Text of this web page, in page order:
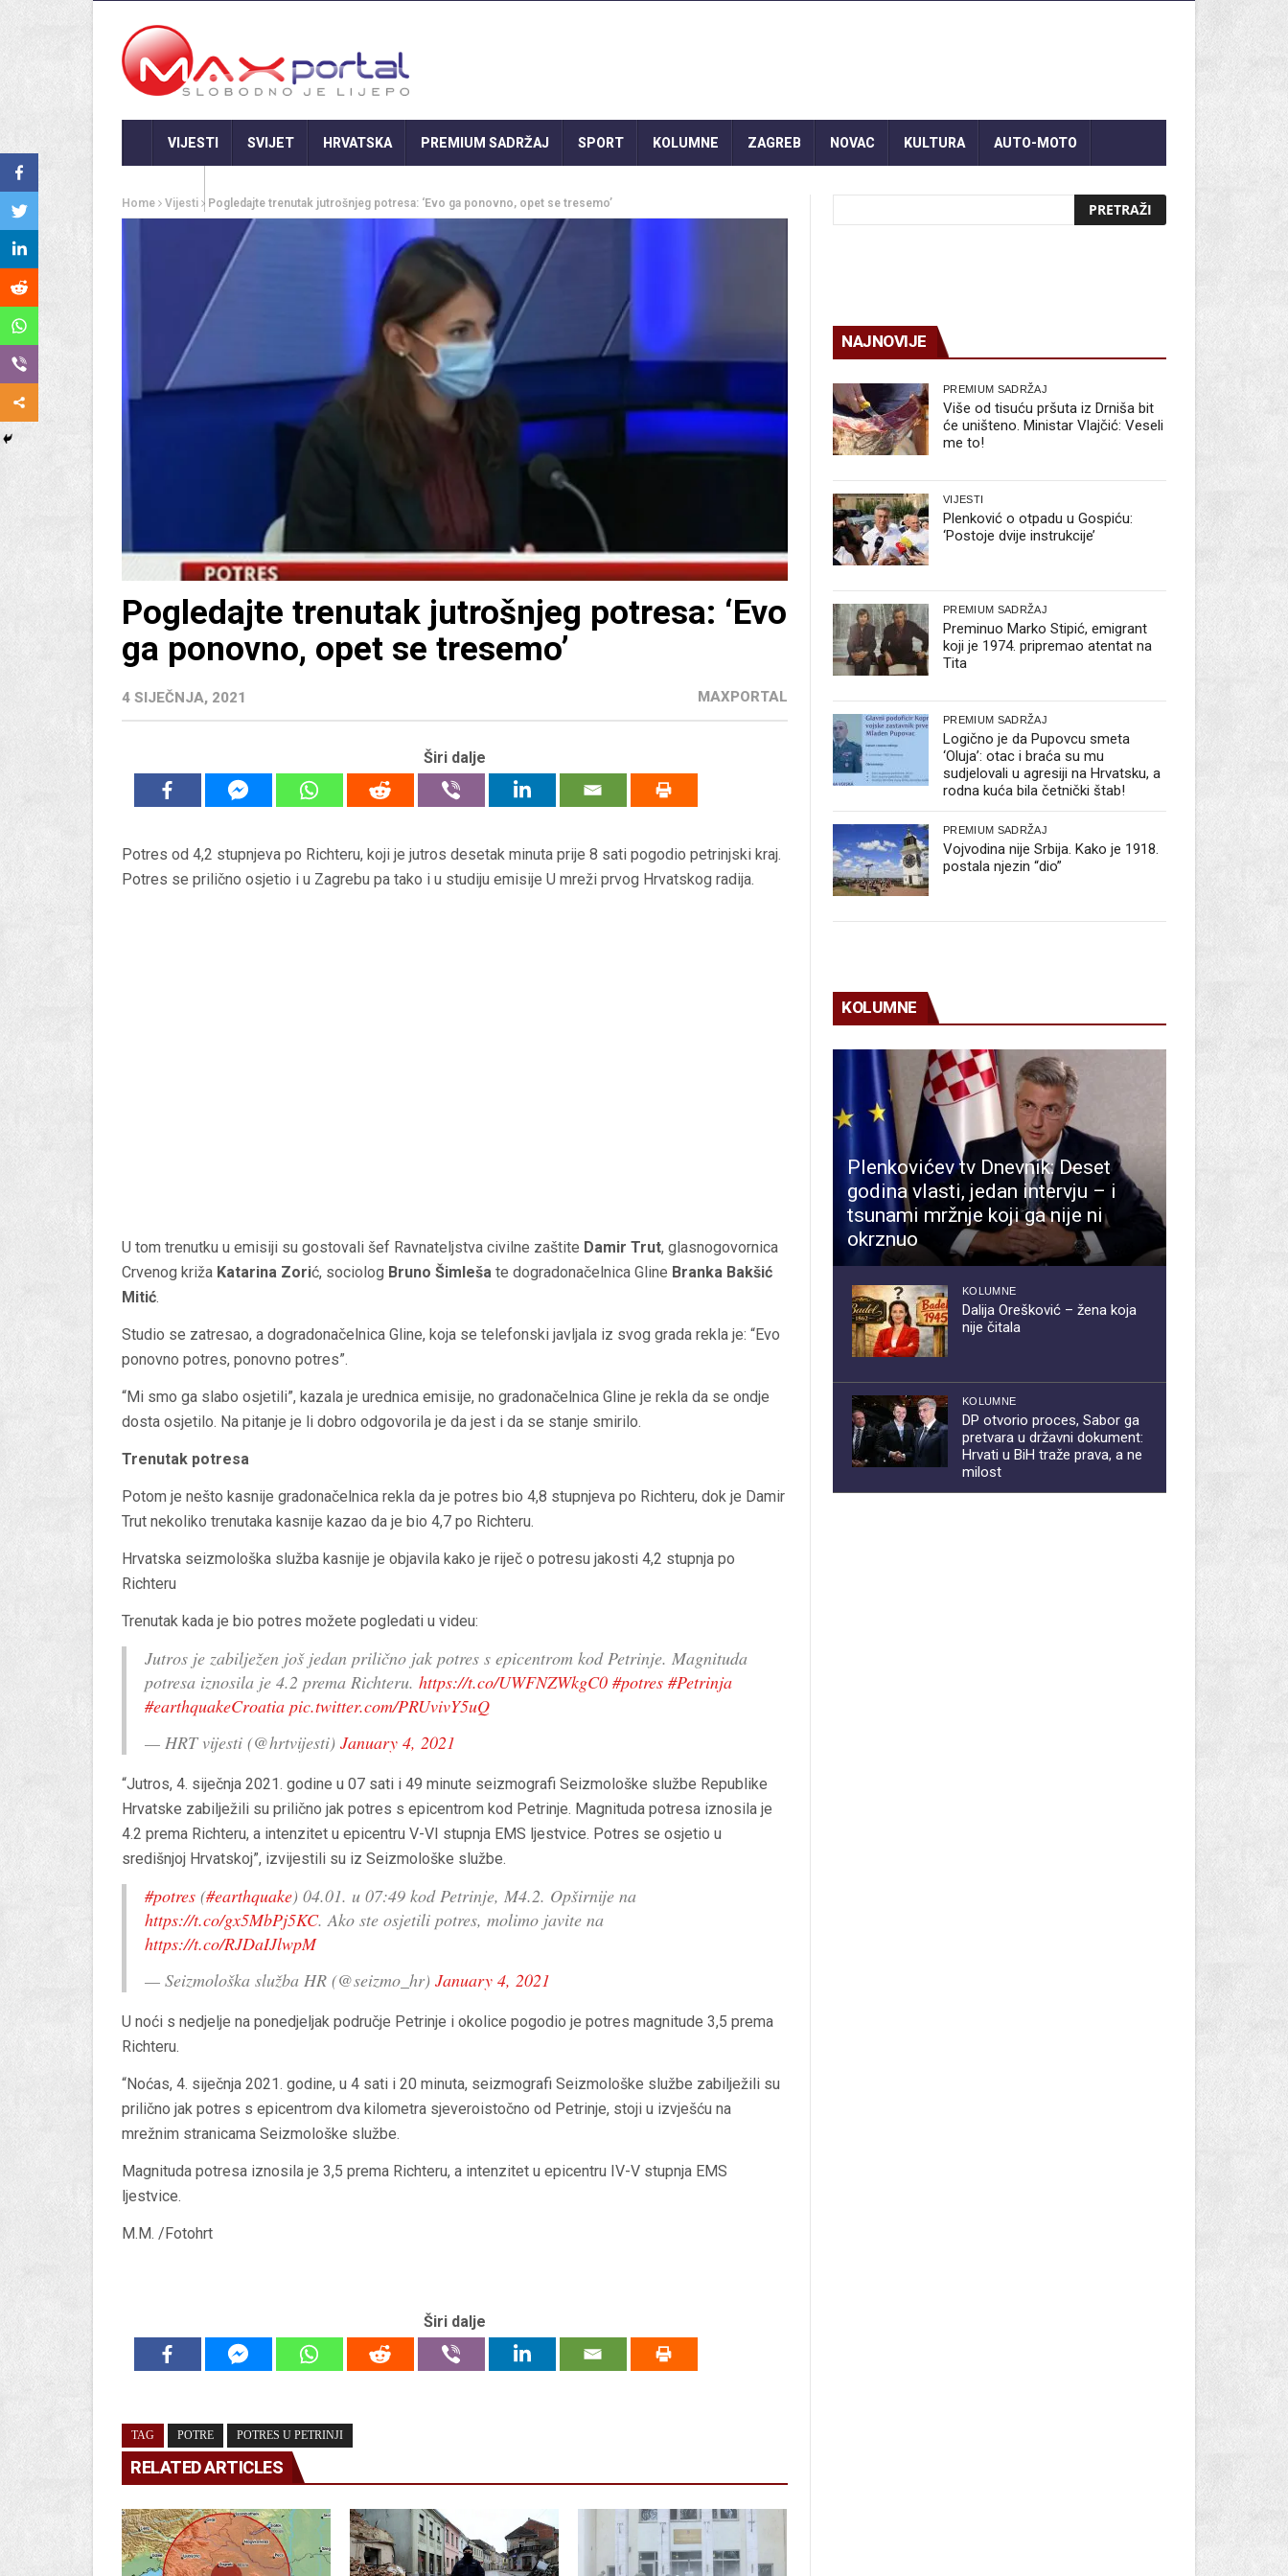
VIJESTI SVIJET HRVATSKA PREMIUM SADRŽAJ SPORT KOLUMNE ZAGREB NOVAC KULTURA AUTO-MOTO
Home Vijesti Pogledajte trenutak jutrošnjeg potresa: ‘Evo ga ponovno, opet se tresemo’
Pogledajte trenutak jutrošnjeg potresa: ‘Evo
ga ponovno, opet se tresemo’
4 SIJEČNJA, 2021 MAXPORTAL
Širi dalje
Potres od 4,2 stupnjeva po Richteru, koji je jutros desetak minuta prije 8 sati pogodio petrinjski kraj.
Potres se prilično osjetio i u Zagrebu pa tako i u studiju emisije U mreži prvog Hrvatskog radija.
U tom trenutku u emisiji su gostovali šef Ravnateljstva civilne zaštite Damir Trut, glasnogovornica
Crvenog križa Katarina Zorić, sociolog Bruno Šimleša te dogradonačelnica Gline Branka Bakšić
Mitić.
Studio se zatresao, a dogradonačelnica Gline, koja se telefonski javljala iz svog grada rekla je: “Evo
ponovno potres, ponovno potres”.
“Mi smo ga slabo osjetili”, kazala je urednica emisije, no gradonačelnica Gline je rekla da se ondje
dosta osjetilo. Na pitanje je li dobro odgovorila je da jest i da se stanje smirilo.
Trenutak potresa
Potom je nešto kasnije gradonačelnica rekla da je potres bio 4,8 stupnjeva po Richteru, dok je Damir
Trut nekoliko trenutaka kasnije kazao da je bio 4,7 po Richteru.
Hrvatska seizmološka služba kasnije je objavila kako je riječ o potresu jakosti 4,2 stupnja po
Richteru
Trenutak kada je bio potres možete pogledati u videu:
Jutros je zabilježen još jedan prilično jak potres s epicentrom kod Petrinje. Magnituda
potresa iznosila je 4.2 prema Richteru. https://t.co/UWFNZWkgC0 #potres #Petrinja
#earthquakeCroatia pic.twitter.com/PRUvivY5uQ
— HRT vijesti (@hrtvijesti) January 4, 2021
“Jutros, 4. siječnja 2021. godine u 07 sati i 49 minute seizmografi Seizmološke službe Republike
Hrvatske zabilježili su prilično jak potres s epicentrom kod Petrinje. Magnituda potresa iznosila je
4.2 prema Richteru, a intenzitet u epicentru V-VI stupnja EMS ljestvice. Potres se osjetio u
središnjoj Hrvatskoj”, izvijestili su iz Seizmološke službe.
#potres (#earthquake) 04.01. u 07:49 kod Petrinje, M4.2. Opširnije na
https://t.co/gx5MbPj5KC. Ako ste osjetili potres, molimo javite na
https://t.co/RJDaIJlwpM
— Seizmološka služba HR (@seizmo_hr) January 4, 2021
U noći s nedjelje na ponedjeljak područje Petrinje i okolice pogodio je potres magnitude 3,5 prema
Richteru.
“Noćas, 4. siječnja 2021. godine, u 4 sati i 20 minuta, seizmografi Seizmološke službe zabilježili su
prilično jak potres s epicentrom dva kilometra sjeveroistočno od Petrinje, stoji u izvješću na
mrežnim stranicama Seizmološke službe.
Magnituda potresa iznosila je 3,5 prema Richteru, a intenzitet u epicentru IV-V stupnja EMS
ljestvice.
M.M. /Fotohrt
Širi dalje
TAG POTRE POTRES U PETRINJI
RELATED ARTICLES
NAJNOVIJE
PREMIUM SADRŽAJ
Više od tisuću pršuta iz Drniša bit
će uništeno. Ministar Vlajčić: Veseli
me to!
VIJESTI
Plenković o otpadu u Gospiću:
‘Postoje dvije instrukcije’
PREMIUM SADRŽAJ
Preminuo Marko Stipić, emigrant
koji je 1974. pripremao atentat na
Tita
PREMIUM SADRŽAJ
Logično je da Pupovcu smeta
‘Oluja’: otac i braća su mu
sudjelovali u agresiji na Hrvatsku, a
rodna kuća bila četnički štab!
PREMIUM SADRŽAJ
Vojvodina nije Srbija. Kako je 1918.
postala njezin “dio”
KOLUMNE
Plenkovićev tv Dnevnik: Deset
godina vlasti, jedan intervju – i
tsunami mržnje koji ga nije ni
okrznuo
KOLUMNE
Dalija Orešković – žena koja
nije čitala
KOLUMNE
DP otvorio proces, Sabor ga
pretvara u državni dokument:
Hrvati u BiH traže prava, a ne
milost